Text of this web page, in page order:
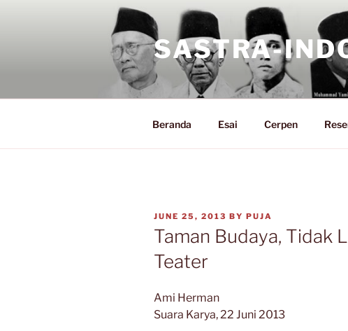
SASTRA-
Beranda Esai Cerpen
POSTED
ON
JUNE 25, 2013 BY PUJA
Taman Budaya, Tidak
Teater
Ami Herman
Suara Karya, 22 Juni 2013